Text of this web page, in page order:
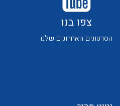
צפו בנו
הסרטונים האחרונים שלנו